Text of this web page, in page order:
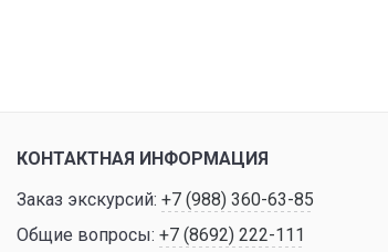
КОНТАКТНАЯ ИНФОРМАЦИЯ
Заказ экскурсий: +7 (988) 360-63-85
Общие вопросы: +7 (8692) 222-111